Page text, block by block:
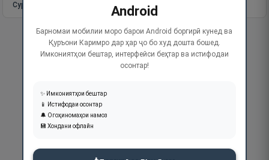
Сураи пурра Идома додан
Android
Барномаи мобилии моро барои Android боргирӣ кунед ва
Қуръони Каримро дар ҳар ҷо бо худ дошта бошед.
Имкониятҳои бештар, интерфейси беҳтар ва истифодаи
осонтар!
✨ Имкониятҳои бештар
📱 Истифодаи осонтар
🔔 Огоҳиномаҳои намоз
💾 Хондани офлайн